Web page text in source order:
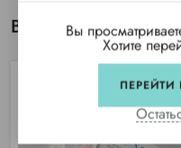
Вы просматривали
Вы
Хотите